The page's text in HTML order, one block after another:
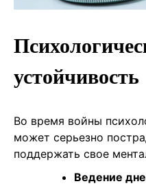
устойчивость
Во время войны
может серьезно
поддержать свое
Ведение